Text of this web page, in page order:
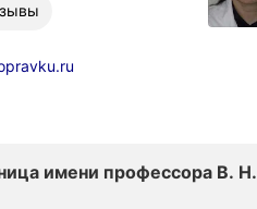
имени профессора В. Н.